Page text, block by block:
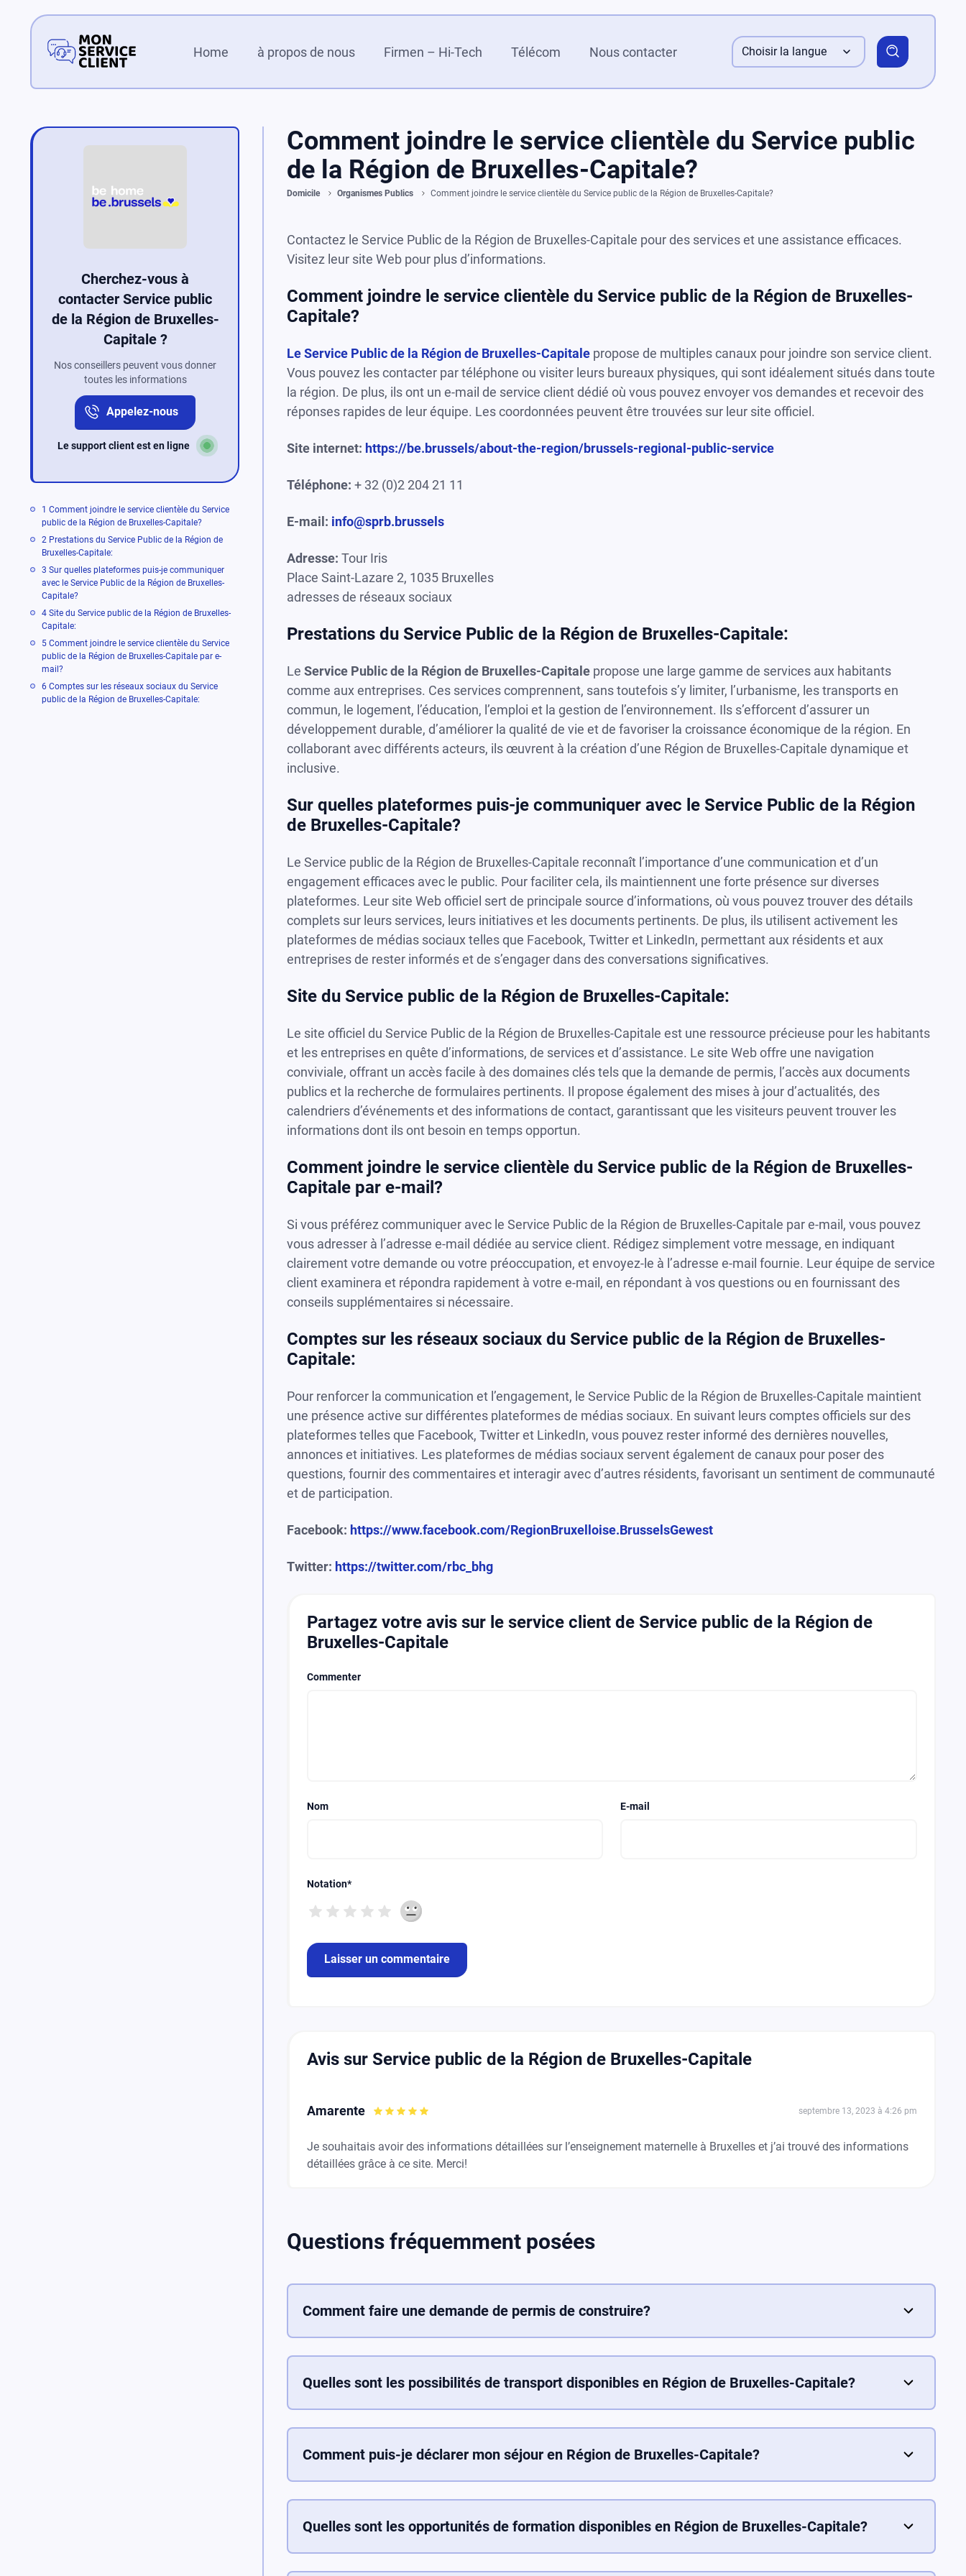
Home à propos de nous Firmen – Hi-Tech Télécom Nous contacter
Choisir la langue
Cherchez-vous à
contacter Service public
de la Région de Bruxelles-
Capitale ?
Nos conseillers peuvent vous donner
toutes les informations
Appelez-nous
Le support client est en ligne
1 Comment joindre le service clientèle du Service
public de la Région de Bruxelles-Capitale?
2 Prestations du Service Public de la Région de
Bruxelles-Capitale:
3 Sur quelles plateformes puis-je communiquer
avec le Service Public de la Région de Bruxelles-
Capitale?
4 Site du Service public de la Région de Bruxelles-
Capitale:
5 Comment joindre le service clientèle du Service
public de la Région de Bruxelles-Capitale par e-
mail?
6 Comptes sur les réseaux sociaux du Service
public de la Région de Bruxelles-Capitale:
Comment joindre le service clientèle du Service public
de la Région de Bruxelles-Capitale?
Domicile Organismes Publics Comment joindre le service clientèle du Service public de la Région de Bruxelles-Capitale?
Contactez le Service Public de la Région de Bruxelles-Capitale pour des services et une assistance efficaces.
Visitez leur site Web pour plus d’informations.
Comment joindre le service clientèle du Service public de la Région de Bruxelles-
Capitale?
Le Service Public de la Région de Bruxelles-Capitalepropose de multiples canaux pour joindre son service client.
Vous pouvez les contacter par téléphone ou visiter leurs bureaux physiques, qui sont idéalement situés dans toute
la région. De plus, ils ont un e-mail de service client dédié où vous pouvez envoyer vos demandes et recevoir des
réponses rapides de leur équipe. Les coordonnées peuvent être trouvées sur leur site officiel.
Site internet: https://be.brussels/about-the-region/brussels-regional-public-service
Téléphone: + 32 (0)2 204 21 11
E-mail: info@sprb.brussels
Adresse: Tour Iris
Place Saint-Lazare 2, 1035 Bruxelles
adresses de réseaux sociaux
Prestations du Service Public de la Région de Bruxelles-Capitale:
Le Service Public de la Région de Bruxelles-Capitalepropose une large gamme de services aux habitants
comme aux entreprises. Ces services comprennent, sans toutefois s’y limiter, l’urbanisme, les transports en
commun, le logement, l’éducation, l’emploi et la gestion de l’environnement. Ils s’efforcent d’assurer un
développement durable, d’améliorer la qualité de vie et de favoriser la croissance économique de la région. En
collaborant avec différents acteurs, ils œuvrent à la création d’une Région de Bruxelles-Capitale dynamique et
inclusive.
Sur quelles plateformes puis-je communiquer avec le Service Public de la Région
de Bruxelles-Capitale?
Le Service public de la Région de Bruxelles-Capitale reconnaît l’importance d’une communication et d’un
engagement efficaces avec le public. Pour faciliter cela, ils maintiennent une forte présence sur diverses
plateformes. Leur site Web officiel sert de principale source d’informations, où vous pouvez trouver des détails
complets sur leurs services, leurs initiatives et les documents pertinents. De plus, ils utilisent activement les
plateformes de médias sociaux telles que Facebook, Twitter et LinkedIn, permettant aux résidents et aux
entreprises de rester informés et de s’engager dans des conversations significatives.
Site du Service public de la Région de Bruxelles-Capitale:
Le site officiel du Service Public de la Région de Bruxelles-Capitale est une ressource précieuse pour les habitants
et les entreprises en quête d’informations, de services et d’assistance. Le site Web offre une navigation
conviviale, offrant un accès facile à des domaines clés tels que la demande de permis, l’accès aux documents
publics et la recherche de formulaires pertinents. Il propose également des mises à jour d’actualités, des
calendriers d’événements et des informations de contact, garantissant que les visiteurs peuvent trouver les
informations dont ils ont besoin en temps opportun.
Comment joindre le service clientèle du Service public de la Région de Bruxelles-
Capitale par e-mail?
Si vous préférez communiquer avec le Service Public de la Région de Bruxelles-Capitale par e-mail, vous pouvez
vous adresser à l’adresse e-mail dédiée au service client. Rédigez simplement votre message, en indiquant
clairement votre demande ou votre préoccupation, et envoyez-le à l’adresse e-mail fournie. Leur équipe de service
client examinera et répondra rapidement à votre e-mail, en répondant à vos questions ou en fournissant des
conseils supplémentaires si nécessaire.
Comptes sur les réseaux sociaux du Service public de la Région de Bruxelles-
Capitale:
Pour renforcer la communication et l’engagement, le Service Public de la Région de Bruxelles-Capitale maintient
une présence active sur différentes plateformes de médias sociaux. En suivant leurs comptes officiels sur des
plateformes telles que Facebook, Twitter et LinkedIn, vous pouvez rester informé des dernières nouvelles,
annonces et initiatives. Les plateformes de médias sociaux servent également de canaux pour poser des
questions, fournir des commentaires et interagir avec d’autres résidents, favorisant un sentiment de communauté
et de participation.
Facebook: https://www.facebook.com/RegionBruxelloise.BrusselsGewest
Twitter: https://twitter.com/rbc_bhg
Partagez votre avis sur le service client de Service public de la Région de
Bruxelles-Capitale
Commenter
Nom E-mail
Notation*
Avis sur Service public de la Région de Bruxelles-Capitale
Amarente septembre 13, 2023 à 4:26 pm
Je souhaitais avoir des informations détaillées sur l’enseignement maternelle à Bruxelles et j’ai trouvé des informations
détaillées grâce à ce site. Merci!
Questions fréquemment posées
Comment faire une demande de permis de construire?
demande auprès du service d'urbanisme compétent. Le processus de candidature implique de fournir la
locales. Des instructions plus détaillées peuvent être trouvées sur le site officiel ou en contactant le service
client.
Quelles sont les possibilités de transport disponibles en Région de Bruxelles-Capitale?
des métros et des trains. Le système de transport public est géré par la Société de Transport
horaires et les tarifs sur leur site Web ou via leur service client.
Comment puis-je déclarer mon séjour en Région de Bruxelles-Capitale?
la commune. Apportez vos pièces d'identité, un justificatif de domicile et tout autre document requis. La
Quelles sont les opportunités de formation disponibles en Région de Bruxelles-Capitale?
publiques et privées, des universités et des centres de formation professionnelle. Les parents peuvent